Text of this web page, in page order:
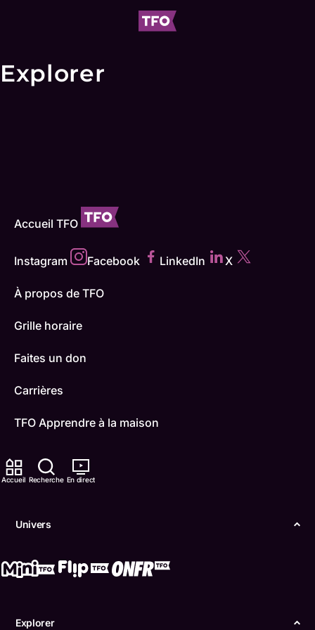
Accueil Recherche En direct
Univers
Explorer
Explorer
Accueil TFO
Instagram Facebook LinkedIn X
À propos de TFO
Grille horaire
Faites un don
Carrières
TFO Apprendre à la maison
Comment nous capter
ONFR
Conditions d'utilisation